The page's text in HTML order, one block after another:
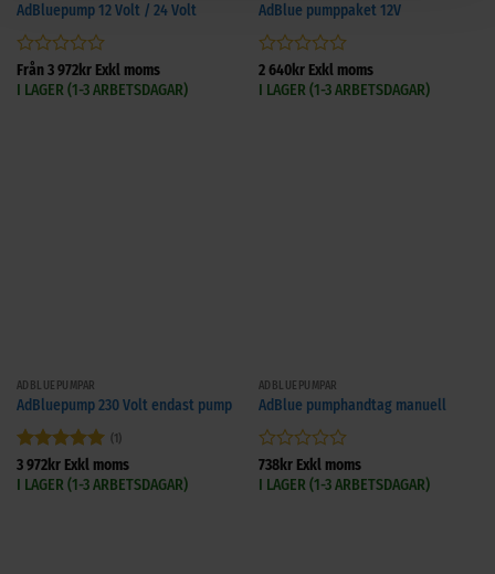
AdBluepump 12 Volt / 24 Volt
Betygsatt
0
Från3 972krExkl moms
I LAGER (1-3 ARBETSDAGAR)
AdBlue pumppaket 12V
Betygsatt
0
2 640krExkl moms
I LAGER (1-3 ARBETSDAGAR)
ADBLUEPUMPAR
AdBluepump 230 Volt endast pump
Betygsatt 5
av 5
(1)
3 972krExkl moms
I LAGER (1-3 ARBETSDAGAR)
ADBLUEPUMPAR
AdBlue pumphandtag manuell
Betygsatt
0
738krExkl moms
I LAGER (1-3 ARBETSDAGAR)